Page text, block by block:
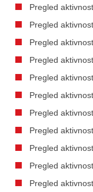
Pregled
Pregled
Pregled
Pregled
Pregled
Pregled
Pregled
Pregled
Pregled
Pregled
Pregled